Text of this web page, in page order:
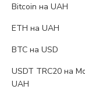
Bitcoin на UAH
ETH на UAH
BTC на USD
USDT TRC20 на
UAH